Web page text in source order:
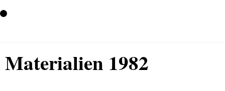
Materialien 1982